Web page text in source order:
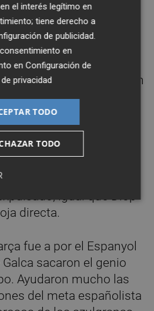
estuvo muy certero en
de Arda, cuando éste
en lugar de un
al que Pau respondió
Pau, en el minuto 65, en
directa de Neymar,
puños.
papeles en el
Pérez vio una
se podía haber
igual que Diop
directa.
fue a por el Espanyol
sacaron el genio
Ayudaron mucho las
del meta españolista
el interés legítimo en
tiene derecho a
de publicidad
en
enConfiguración de
privacidad
TODO
TODO